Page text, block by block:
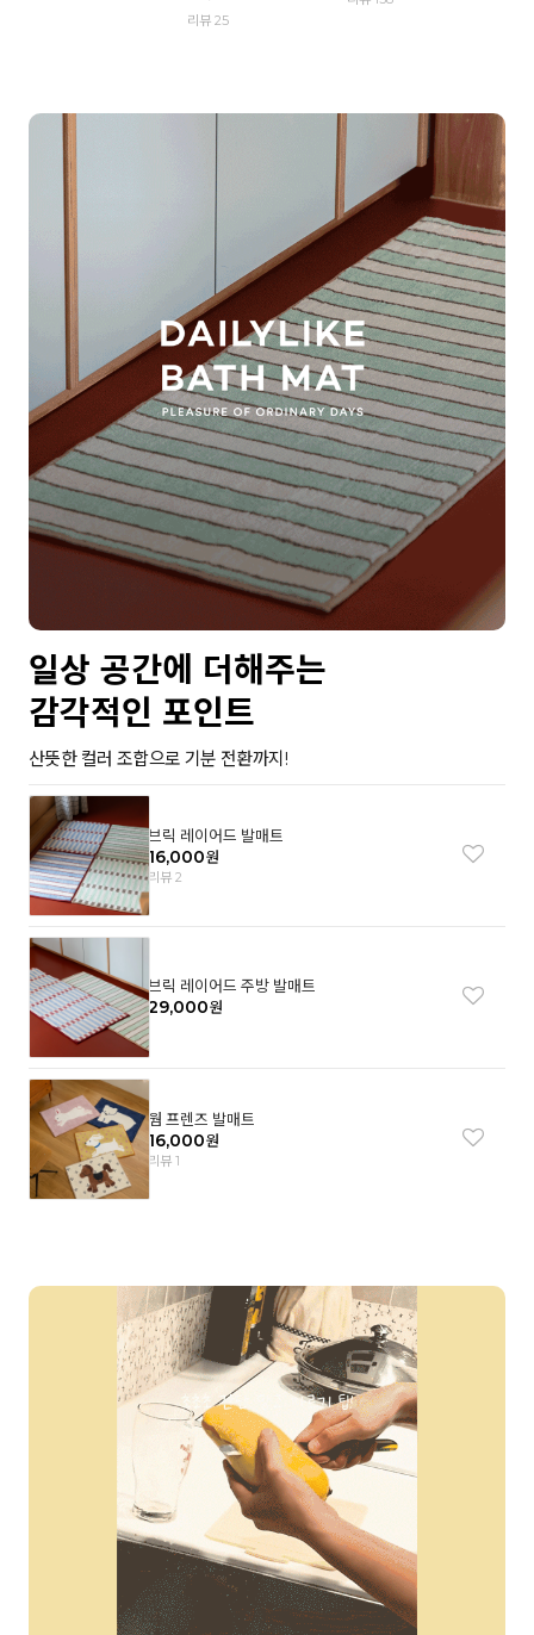
리뷰 25
일상 공간에 더해주는
감각적인 포인트
산뜻한 컬러 조합으로 기분 전환까지!
브릭 레이어드 발매트
16,000원
리뷰 2
브릭 레이어드 주방 발매트
29,000원
웜 프렌즈 발매트
16,000원
리뷰 1